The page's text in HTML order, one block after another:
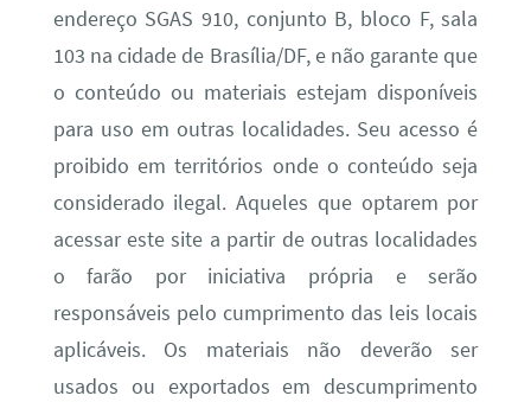
endereço SGAS 910, conjunto B, bloco F, sala
103 na cidade de Brasília/DF, e não garante que
o conteúdo ou materiais estejam disponíveis
para uso em outras localidades. Seu acesso é
proibido em territórios onde o conteúdo seja
considerado ilegal. Aqueles que optarem por
acessar este site a partir de outras localidades
o farão por iniciativa própria e serão
responsáveis pelo cumprimento das leis locais
aplicáveis. Os materiais não deverão ser
usados ou exportados em descumprimento